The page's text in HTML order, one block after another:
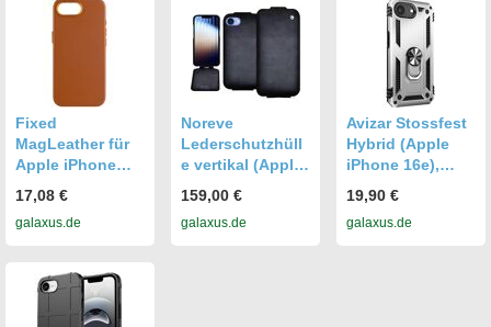
Fixed
MagLeather für
Apple iPhone
iPhone 16e),
Smartphone
17,08 €
galaxus.de
Noreve
Lederschutzhüll
e vertikal (Apple
Smartphone
Hülle, Grau
159,00 €
galaxus.de
Avizar Stossfest
Hybrid (Apple
iPhone 16e),
Hülle, Silber
19,90 €
galaxus.de